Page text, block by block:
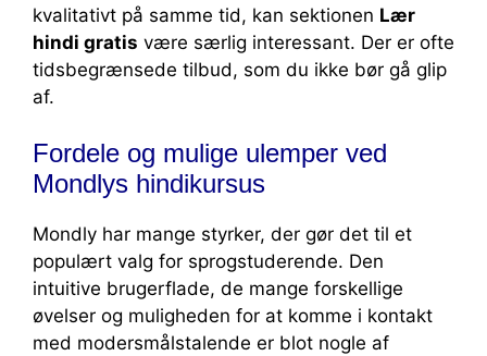
kvalitativt på samme tid, kan sektionen Lær
hindi gratis være særlig interessant. Der er ofte
tidsbegrænsede tilbud, som du ikke bør gå glip
af.
Fordele og mulige ulemper ved
Mondlys hindikursus
Mondly har mange styrker, der gør det til et
populært valg for sprogstuderende. Den
intuitive brugerflade, de mange forskellige
øvelser og muligheden for at komme i kontakt
med modersmålstalende er blot nogle af